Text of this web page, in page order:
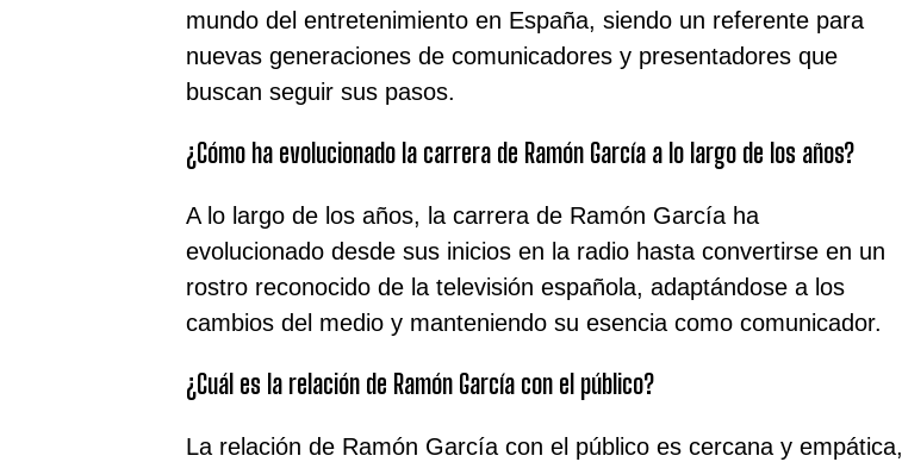
mundo del entretenimiento en España, siendo un referente para
nuevas generaciones de comunicadores y presentadores que
buscan seguir sus pasos.
¿Cómo ha evolucionado la carrera de Ramón García a lo largo de los años?
A lo largo de los años, la carrera de Ramón García ha
evolucionado desde sus inicios en la radio hasta convertirse en un
rostro reconocido de la televisión española, adaptándose a los
cambios del medio y manteniendo su esencia como comunicador.
¿Cuál es la relación de Ramón García con el público?
La relación de Ramón García con el público es cercana y empática,